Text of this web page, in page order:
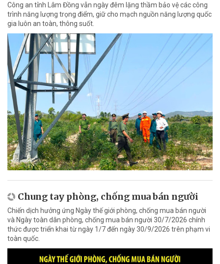
Công an tỉnh Lâm Đồng vẫn ngày đêm lặng thầm bảo vệ các công
trình năng lượng trọng điểm, giữ cho mạch nguồn năng lượng quốc
gia luôn an toàn, thông suốt.
Chung tay phòng, chống mua bán người
Chiến dịch hưởng ứng Ngày thế giới phòng, chống mua bán người
và Ngày toàn dân phòng, chống mua bán người 30/7/2026 chính
thức được triển khai từ ngày 1/7 đến ngày 30/9/2026 trên phạm vi
toàn quốc.